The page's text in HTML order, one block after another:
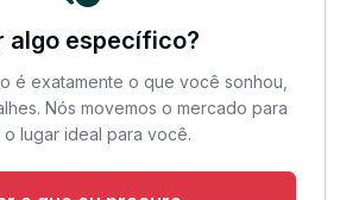
algo específico?
é exatamente o que você sonhou,
Nós movemos o mercado para
o lugar ideal para você.